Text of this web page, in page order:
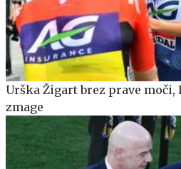
Urška Žigart brez prave
zmage